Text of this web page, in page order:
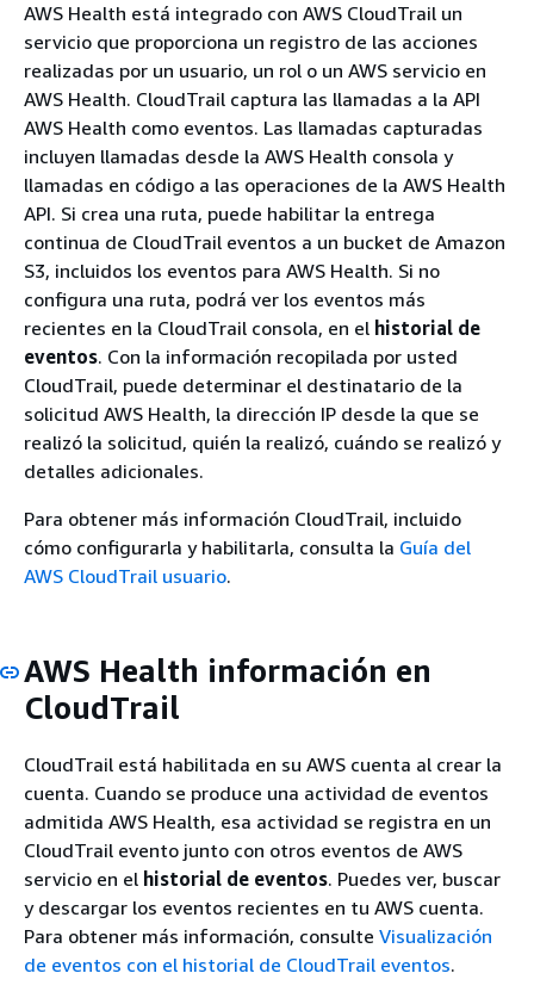
AWS Health está integrado con AWS CloudTrail un
servicio que proporciona un registro de las acciones
realizadas por un usuario, un rol o un AWS servicio en
AWS Health. CloudTrail captura las llamadas a la API
AWS Health como eventos. Las llamadas capturadas
incluyen llamadas desde la AWS Health consola y
llamadas en código a las operaciones de la AWS Health
API. Si crea una ruta, puede habilitar la entrega
continua de CloudTrail eventos a un bucket de Amazon
S3, incluidos los eventos para AWS Health. Si no
configura una ruta, podrá ver los eventos más
recientes en la CloudTrail consola, en el historial de
eventos. Con la información recopilada por usted
CloudTrail, puede determinar el destinatario de la
solicitud AWS Health, la dirección IP desde la que se
realizó la solicitud, quién la realizó, cuándo se realizó y
detalles adicionales.
Para obtener más información CloudTrail, incluido
cómo configurarla y habilitarla, consulta la Guía del
AWS CloudTrail usuario.
AWS Health información en
CloudTrail
CloudTrail está habilitada en su AWS cuenta al crear la
cuenta. Cuando se produce una actividad de eventos
admitida AWS Health, esa actividad se registra en un
CloudTrail evento junto con otros eventos de AWS
servicio en el historial de eventos. Puedes ver, buscar
y descargar los eventos recientes en tu AWS cuenta.
Para obtener más información, consulte Visualización
de eventos con el historial de CloudTrail eventos.